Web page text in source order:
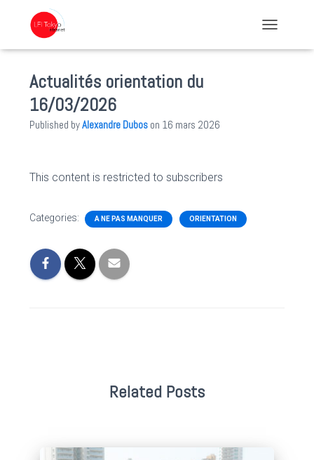
Actualités orientation du
16/03/2026
Published byAlexandre Dubos on 16 mars 2026
This content is restricted to subscribers
Categories: A NE PAS MANQUER ORIENTATION
Related Posts